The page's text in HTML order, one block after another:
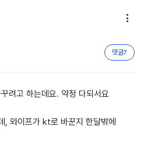

댓글7
려고 하는데요. 약정 다되서요
, 와이프가 kt로 바꾼지 한달밖에